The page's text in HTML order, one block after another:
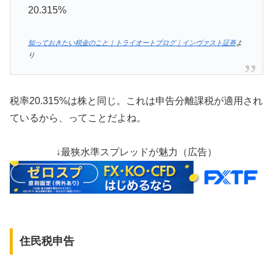
20.315%
知っておきたい税金のこと｜トライオートブログ｜インヴァスト証券よ
り
税率20.315%は株と同じ。これは申告分離課税が適用され
ているから、ってことだよね。
↓最狭水準スプレッドが魅力（広告）
住民税申告